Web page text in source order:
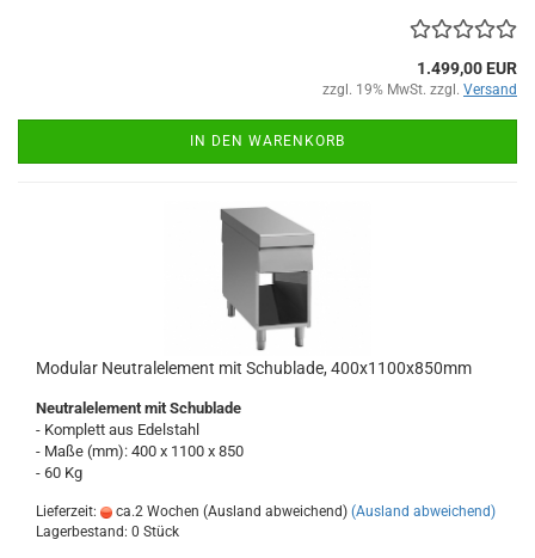
1.499,00 EUR
zzgl. 19% MwSt. zzgl. Versand
IN DEN WARENKORB
Modular Neutralelement mit Schublade, 400x1100x850mm
Neutralelement mit Schublade
- Komplett aus Edelstahl
- Maße (mm): 400 x 1100 x 850
- 60 Kg
Lieferzeit: ca.2 Wochen (Ausland abweichend) (Ausland abweichend)
Lagerbestand: 0 Stück